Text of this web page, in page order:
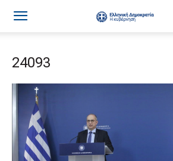
24093